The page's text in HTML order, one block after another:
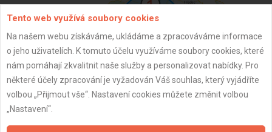
ZPĚT
Tento web využívá soubory cookies
Na našem webu získáváme, ukládáme a zpracováváme informace
o jeho uživatelích. K tomuto účelu využíváme soubory cookies, které
nám pomáhají zkvalitnit naše služby a personalizovat nabídky. Pro
některé účely zpracování je vyžadován Váš souhlas, který vyjádříte
volbou „Přijmout vše“. Nastavení cookies můžete změnit volbou
„Nastavení“.